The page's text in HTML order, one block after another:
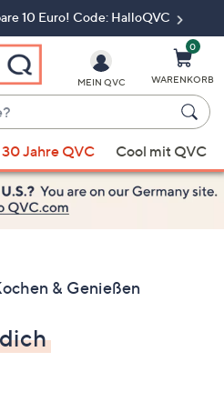
10 Euro! Code: HalloQVC
MEIN QVC
0
WARENKORB
30 Jahre QVC Cool mit QVC
& Genießen